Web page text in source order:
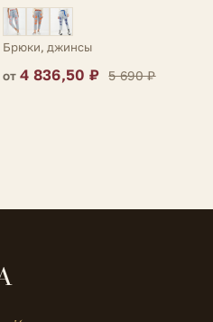
голубые Perla
Брюки, джинсы
от4 836,50 ₽ 5 690 ₽